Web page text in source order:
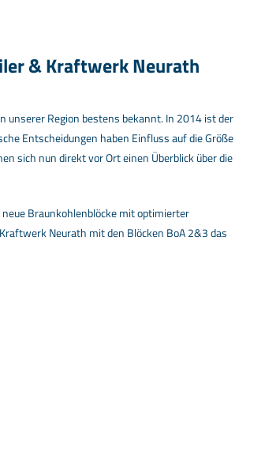
& Kraftwerk Neurath
unserer Region bestens bekannt. In 2014 ist der
Entscheidungen haben Einfluss auf die Größe
sich nun direkt vor Ort einen Überblick über die
Braunkohlenblöcke mit optimierter
Neurath mit den Blöcken BoA 2&3 das